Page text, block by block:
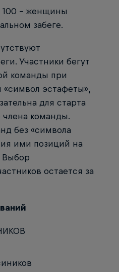
100 – женщины
забеге.
Участники бегут
команды при
эстафеты»,
для старта
члена команды.
без «символа
ими позиций на
Выбор
остается за